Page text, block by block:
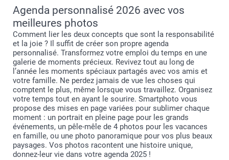
Agenda personnalisé 2026 avec vos
meilleures photos
Comment lier les deux concepts que sont la responsabilité
et la joie ? Il suffit de créer son propre agenda
personnalisé. Transformez votre emploi du temps en une
galerie de moments précieux. Revivez tout au long de
l’année les moments spéciaux partagés avec vos amis et
votre famille. Ne perdez jamais de vue les choses qui
comptent le plus, même lorsque vous travaillez. Organisez
votre temps tout en ayant le sourire. Smartphoto vous
propose des mises en page variées pour sublimer chaque
moment : un portrait en pleine page pour les grands
événements, un pêle-mêle de 4 photos pour les vacances
en famille, ou une photo panoramique pour vos plus beaux
paysages. Vos photos racontent une histoire unique,
donnez-leur vie dans votre agenda 2025 !